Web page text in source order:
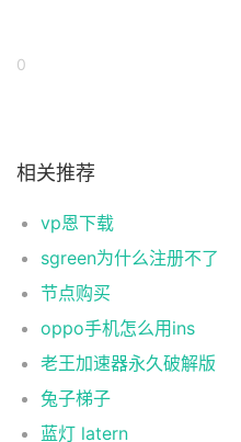
0
相关推荐
vp恩下载
sgreen为什么注册不了
节点购买
oppo手机怎么用ins
老王加速器永久破解版
兔子梯子
蓝灯 latern